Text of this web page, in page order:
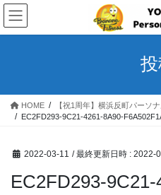
コ
ン
テ
ス
ナ
ビ
ゲ
ン
HOME
【祝1周年】横浜反町パーソ
EC2FD293-9C21-4261-8A90-
2022-03-11 / 最終更新日時 : 2022-
EC2FD293-